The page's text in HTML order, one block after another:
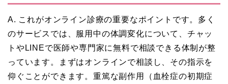
A. これがオンライン診療の重要なポイントです。多く
のサービスでは、服用中の体調変化について、チャッ
トやLINEで医師や専門家に無料で相談できる体制が整
っています。まずはオンラインで相談し、その指示を
仰ぐことができます。重篤な副作用（血栓症の初期症